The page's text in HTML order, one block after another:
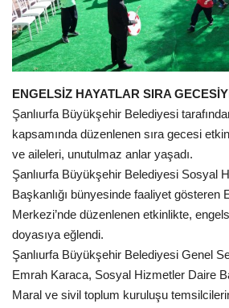
Siyaset
Künye
Yaşam
İletişim
Sağlık
Kültür Sanat
ENGELSİZ HAYATLAR SIRA
Şanlıurfa Büyükşehir Belediyesi
kapsamında düzenlenen sıra gecesi
ve aileleri, unutulmaz anlar yaşadı.
Şanlıurfa Büyükşehir Belediyesi Sosyal
Başkanlığı bünyesinde faaliyet gösteren
Merkezi’nde düzenlenen etkinlikte,
doyasıya eğlendi.
Şanlıurfa Büyükşehir Belediyesi Genel
Emrah Karaca, Sosyal Hizmetler Daire
Maral ve sivil toplum kuruluşu